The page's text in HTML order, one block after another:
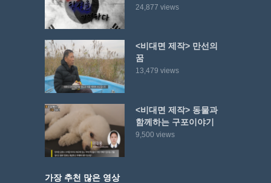
24,877 views
<비대면 제작> 만선의
꿈
13,479 views
<비대면 제작> 동물과
함께하는 구포이야기
9,500 views
가장 추천 많은 영상